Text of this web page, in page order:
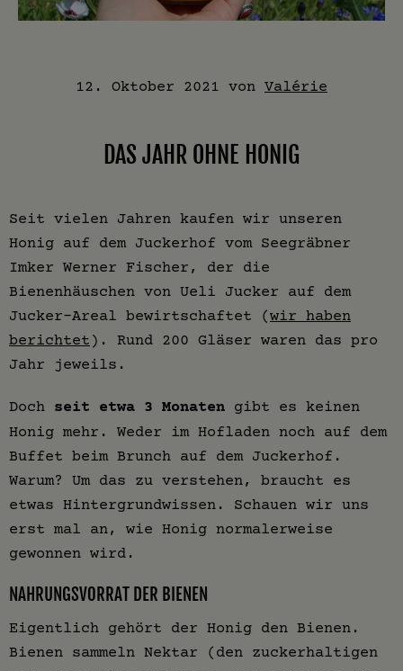
12. Oktober 2021 von Valérie
DAS JAHR OHNE HONIG
Seit vielen Jahren kaufen wir unseren
Honig auf dem Juckerhof vom Seegräbner
Imker Werner Fischer, der die
Bienenhäuschen von Ueli Jucker auf dem
Jucker-Areal bewirtschaftet (wir haben
berichtet ). Rund 200 Gläser waren das pro
Jahr jeweils.
Doch seit etwa 3 Monaten gibt es keinen
Honig mehr. Weder im Hofladen noch auf dem
Buffet beim Brunch auf dem Juckerhof.
Warum? Um das zu verstehen, braucht es
etwas Hintergrundwissen. Schauen wir uns
erst mal an, wie Honig normalerweise
gewonnen wird.
NAHRUNGSVORRAT DER BIENEN
Eigentlich gehört der Honig den Bienen.
Bienen sammeln Nektar (den zuckerhaltigen